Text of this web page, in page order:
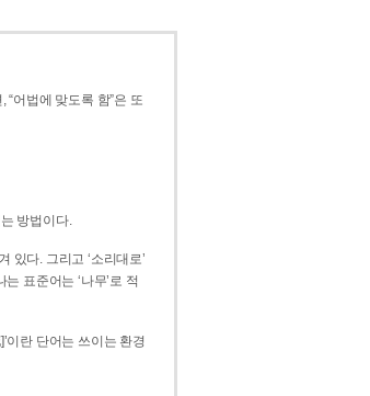
“어법에 맞도록 함”은 또
방법이다.
있다. 그리고 ‘소리대로’
이란 단어는 쓰이는 환경